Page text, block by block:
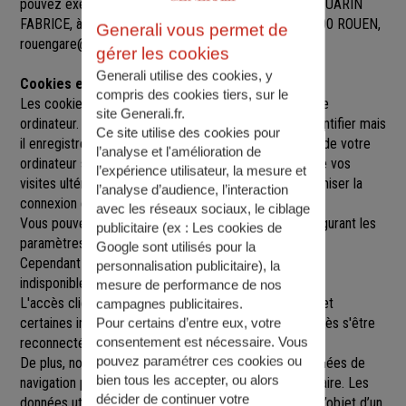
pouvez exercer sur simple demande auprès de M. DOUARIN
FABRICE, à 50 52 AVENUE GUSTAVE FLAUBERT, 76000 ROUEN,
rouengare@agence.generali.fr.
Cookies et sessions
Les cookies sont de petits fichiers implantés sur votre
ordinateur. Un cookie ne nous permet pas de vous identifier mais
il enregistre des informations relatives à la navigation de votre
ordinateur sur notre site que nous pourrons lire lors de vos
visites ultérieures afin de faciliter la navigation, d'optimiser la
connexion et de personnaliser l'utilisation du site.
Vous pouvez refuser l'utilisation des cookies en configurant les
paramètres de votre navigateur Internet.
Cependant le fait de refuser les cookies peut rendre
indisponibles toutes ou certaines parties du site.
L'accès client est construit avec un délai de session, et
certaines informations ne seront remises à jour qu'après s'être
reconnecté sur le site.
De plus, nous pouvons être amenés à utiliser vos données de
navigation par le biais de cookies gérés par un partenaire. Les
Generali vous permet de
gérer les cookies
Generali utilise des cookies, y
compris des cookies tiers, sur le
site Generali.fr.
Ce site utilise des cookies pour
l’analyse et l'amélioration de
l’expérience utilisateur, la mesure et
l’analyse d’audience, l’interaction
avec les réseaux sociaux, le ciblage
publicitaire (ex : Les cookies de
Google sont utilisés pour la
personnalisation publicitaire), la
mesure de performance de nos
campagnes publicitaires.
Pour certains d’entre eux, votre
consentement est nécessaire. Vous
pouvez paramétrer ces cookies ou
bien tous les accepter, ou alors
décider de continuer votre